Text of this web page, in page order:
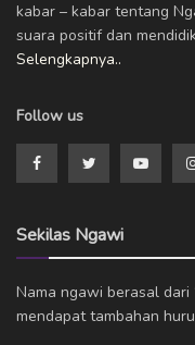
kabar – kabar tentang
suara positif dan
Selengkapnya..
Follow us
Sekilas Ngawi
Nama ngawi berasal dari
mendapat tambahan